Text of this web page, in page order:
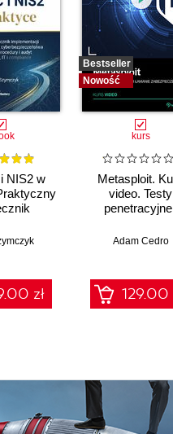
NIS2 w
Systemu
audyt dla
IT izł
Bestseller
Nowość
kurs
Metasploit.
video. Testy
zabezpieczeń
Adam Cedro
129.00